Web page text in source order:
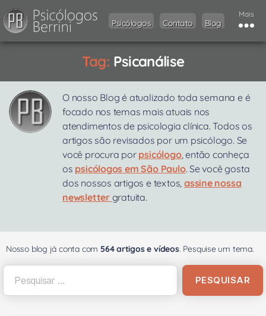
Psicólogos Contato Blog
Mais
Tag: Psicanálise
O nosso Blog é atualizado toda semana e é
focado nos temas mais atuais nos
atendimentos de psicologia clínica. Todos os
artigos são revisados por um psicólogo. Se
você procura por psicólogo, então conheça
os psicólogos em São Paulo. Se você gosta
dos nossos artigos e textos, assine nossa
newsletter gratuita.
Nosso blog já conta com 564 artigos e vídeos. Pesquise um tema.